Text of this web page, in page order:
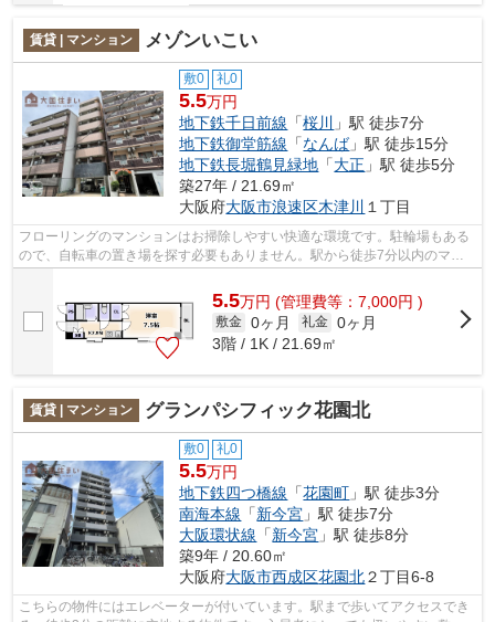
賃貸 | マンション メゾンいこい
敷0 礼0
5.5万円
地下鉄千日前線 「桜川
」駅 徒歩7分
地下鉄御堂筋線 「なんば」駅 徒歩15分
地下鉄長堀鶴見緑地 「大正 」駅 徒歩5分
築27年 / 21.69㎡
大阪府大阪市浪速区木津川 １丁目
フローリングのマンションはお掃除しやすい快適な環境です。駐輪場もある
ので、自転車の置き場を探す必要もありません。駅から徒歩7分以内のマン
5.5万円 (管理費等：7,000円 )
敷金 0ヶ月 礼金 0ヶ月
3階 / 1K / 21.69㎡
賃貸 | マンション グランパシフィック花園北
敷0 礼0
5.5万円
地下鉄四つ橋線 「花園町 」駅 徒歩3分
南海本線 「新今宮 」駅 徒歩7分
大阪環状線 「新今宮 」駅 徒歩8分
築9年 / 20.60㎡
大阪府大阪市西成区花園北２丁目6-8
こちらの物件にはエレベーターが付いています。駅まで歩いてアクセスでき